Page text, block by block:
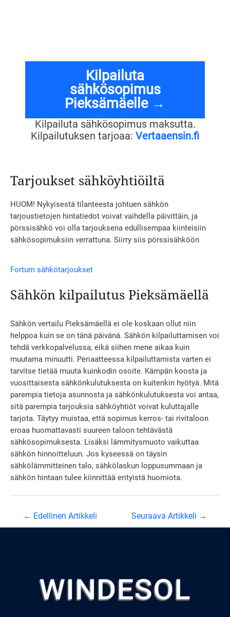
Kilpailuta
sähkösopimus
Pieksämäelle →
Kilpailuta sähkösopimus maksutta.
Kilpailutuksen tarjoaa: Vertaaensin.fi
Tarjoukset sähköyhtiöiltä
HUOM! Nykyisestä tilanteesta johtuen sähkön
tarjoustietojen hintatiedot voivat vaihdella päivittäin, ja
pörssisähkö voi olla tarjouksena edullisempaa kiinteisiin
sähkösopimuksiin verrattuna. Siirry siis pörssisähköön
Fortum sähkötarjoukset
Sähkön kilpailutus Pieksämäellä
Sähkön vertailu Pieksämäellä ei ole koskaan ollut niin
helppoa kuin se on tänä päivänä. Sähkön kilpailuttamisen voi
tehdä verkkopalvelussa, eikä siihen mene aikaa kuin
muutama minuutti. Periaatteessa kilpailuttamista varten ei
tarvitse tietää muuta kuinkodin osoite. Kämpän koosta ja
vuosittaisesta sähkönkulutuksesta on kuitenkin hyötyä. Mitä
parempia tietoja asunnosta ja sähkönkulutuksesta voi antaa,
sitä parempia tarjouksia sähköyhtiöt voivat kuluttajalle
tarjota. Täytyy muistaa, että sopimus kerros- tai rivitaloon
eroaa huomattavasti suureen taloon tehtävästä
sähkösopimuksesta. Lisäksi lämmitysmuoto vaikuttaa
sähkön hinnoitteluun. Jos kyseessä on täysin
sähkölämmitteinen talo, sähkölaskun loppusummaan ja
sähkön hintaan tulee kiinnittää erityistä huomiota.
Artikkelien
← Edellinen Artikkeli Seuraava Artikkeli →